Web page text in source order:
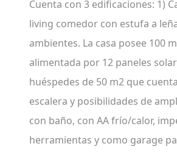
Cuenta con 3 edificaciones: 1)
living comedor con estufa a
ambientes. La casa posee 100
alimentada por 12 paneles
huéspedes de 50 m2 que
escalera y posibilidades de
con baño, con AA frío/calor,
herramientas y como garage